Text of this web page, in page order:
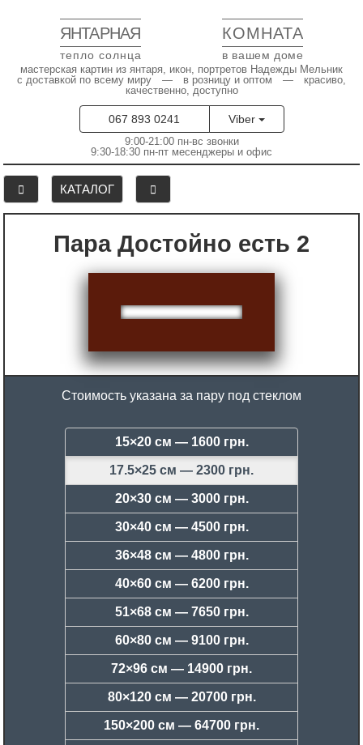
ЯНТАРНАЯ КОМНАТА
тепло солнца в вашем доме
мастерская картин из янтаря, икон, портретов Надежды Мельник
с доставкой по всему миру — в розницу и оптом — красиво,
качественно, доступно
067 893 0241 Viber
9:00-21:00 пн-вс звонки
9:30-18:30 пн-пт месенджеры и офис
КАТАЛОГ
Пара Достойно есть 2
Стоимость указана за пару под стеклом
15×20 см — 1600 грн.
17.5×25 см — 2300 грн.
20×30 см — 3000 грн.
30×40 см — 4500 грн.
36×48 см — 4800 грн.
40×60 см — 6200 грн.
51×68 см — 7650 грн.
60×80 см — 9100 грн.
72×96 см — 14900 грн.
80×120 см — 20700 грн.
150×200 см — 64700 грн.